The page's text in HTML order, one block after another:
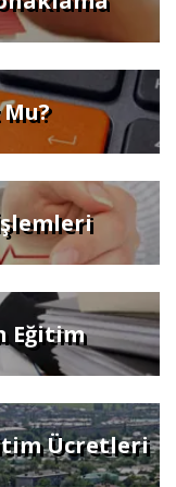
Eğitim
Ücretleri